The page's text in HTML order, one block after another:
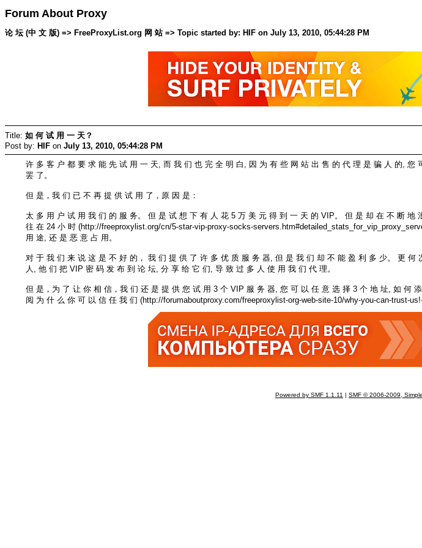
Forum About Proxy
论 坛 (中 文 版) => FreeProxyList.org 网 站 => Topic started by: HIF on July 13, 2010, 05:44:28 PM
Title: 如 何 试 用 一 天？
Post by: HIF on July 13, 2010, 05:44:28 PM
许 多 客 户 都 要 求 能 先 试 用 一 天, 而 我 们 也 完 全 明 白, 因 为 有 些 网 站 出 售 的 代 理 是 骗 人 的,
罢 了。
但 是，我 们 已 不 再 提 供 试 用 了，原 因 是：
太 多 用 户 试 用 我 们 的 服 务。 但 是 试 想 下 有 人 花 5 万 美 元 得 到 一 天 的 VIP。 但 是 却 在 不 断
往 在 24 小 时 (http://freeproxylist.org/cn/5-star-vip-proxy-socks-
用 途, 还 是 恶 意 占 用。
对 于 我 们 来 说 这 是 不 好 的， 我 们 提 供 了 许 多 优 质 服 务 器, 但 是 我 们 却 不 能 盈 利 多 少。 更
人, 他 们 把 VIP 密 码 发 布 到 论 坛, 分 享 给 它 们, 导 致 过 多 人 使 用 我 们 代 理。
但 是，为 了 让 你 相 信，我 们 还 是 提 供 您 试 用 3 个 VIP 服 务 器, 您 可 以 任 意 选 择 3 个 地 址, 如 何
阅 为 什 么 你 可 以 信 任 我 们 (http://forumaboutproxy.com/freeproxylist-org-web-site-10/why-you-can-trust-us!-
Powered by SMF 1.1.11 | SMF © 2006-2009,